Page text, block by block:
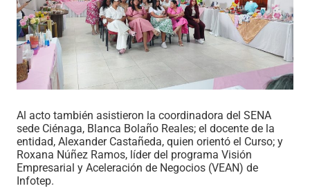
Al acto también asistieron la coordinadora del SENA
sede Ciénaga, Blanca Bolaño Reales; el docente de la
entidad, Alexander Castañeda, quien orientó el Curso; y
Roxana Núñez Ramos, líder del programa Visión
Empresarial y Aceleración de Negocios (VEAN) de
Infotep.